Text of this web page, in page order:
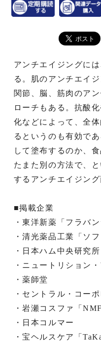
アンチエイジングに
る。肌のアンチエイ
関節、脳、筋肉のア
ローチもある。抗酸
化などによって、全
るというのも有効で
して塗布するのか、
たまた別の方法で、
するアンチエイジン
■掲載企業
・東洋新薬「フラバ
・清光薬品工業「ソフ
・日本ハム中央研究
・ニュートリション
・薬師堂
・セントラル・コー
・岩瀬コスファ「
・日本コルマー
・宝ヘルスケア「